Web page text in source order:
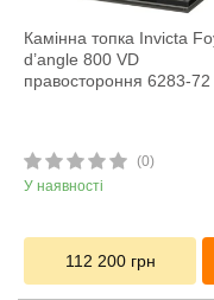
Камінна топка Invicta
d’angle 800 VD
правостороння 6283-72
(0)
У наявності
112 200 грн